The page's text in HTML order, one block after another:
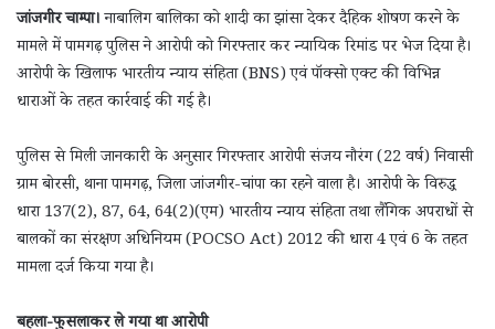
जांजगीर चाम्पा।नाबालिग बालिका को शादी का झांसा देकर दैहिक शोषण करने के
मामले में पामगढ़ पुलिस ने आरोपी को गिरफ्तार कर न्यायिक रिमांड पर भेज दिया है।
आरोपी के खिलाफ भारतीय न्याय संहिता (BNS) एवं पॉक्सो एक्ट की विभिन्न
धाराओं के तहत कार्रवाई की गई है।
पुलिस से मिली जानकारी के अनुसार गिरफ्तार आरोपी संजय नौरंग (22 वर्ष) निवासी
ग्राम बोरसी, थाना पामगढ़, जिला जांजगीर-चांपा का रहने वाला है। आरोपी के विरुद्ध
धारा 137(2), 87, 64, 64(2)(एम) भारतीय न्याय संहिता तथा लैंगिक अपराधों से
बालकों का संरक्षण अधिनियम (POCSO Act) 2012 की धारा 4 एवं 6 के तहत
मामला दर्ज किया गया है।